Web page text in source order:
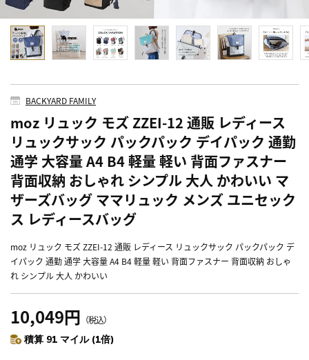
BACKYARD FAMILY
moz リュック モズ ZZEI-12 通販 レディース
リュックサック パックパック デイパック 通勤
通学 大容量 A4 B4 軽量 軽い 背面ファスナー
背面収納 おしゃれ シンプル 大人 かわいい マ
ザーズバッグ ママリュック メンズ ユニセック
ス レディースバッグ
moz リュック モズ ZZEI-12 通販 レディース リュックサック パックパック デ
イパック 通勤 通学 大容量 A4 B4 軽量 軽い 背面ファスナー 背面収納 おしゃ
れ シンプル 大人 かわいい
10,049円 （税込）
積算 91 マイル (1倍)